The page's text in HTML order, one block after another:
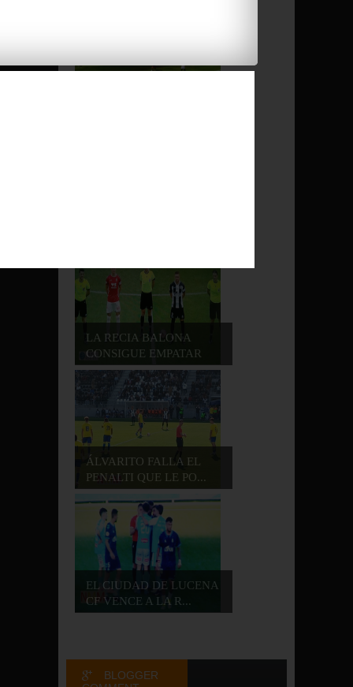
LA RECIA BALONA
CONSIGUE EMPATAR
CO...
ÁLVARITO FALLA EL
PENALTI QUE LE PO...
EL CIUDAD DE LUCENA
CF VENCE A LA R...
BLOGGER